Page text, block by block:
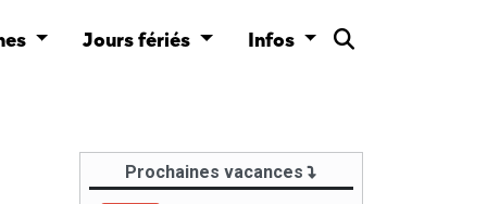
Jours fériés Infos
Prochaines vacances